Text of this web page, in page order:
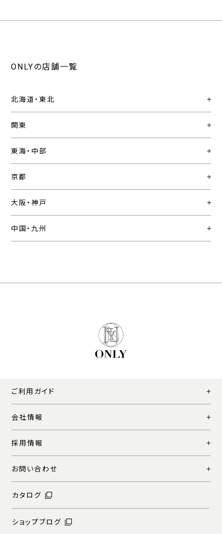
ONLYの店舗一覧
北海道・東北
関東
東海・中部
京都
大阪・神戸
中国・九州
ご利用ガイド
会社情報
採用情報
お問い合わせ
カタログ
ショップブログ